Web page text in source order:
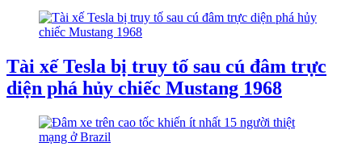
Tài xế Tesla bị truy tố sau cú đâm trực
diện phá hủy chiếc Mustang 1968